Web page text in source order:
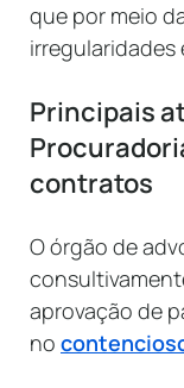
que por meio
irregularidades
Principais
contratos
O órgão de
aprovação de
no